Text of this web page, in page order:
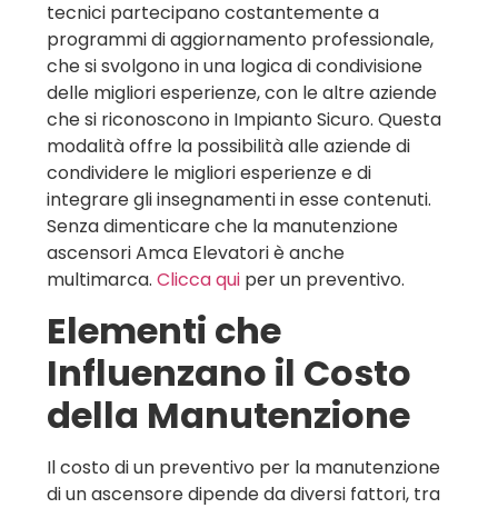
tecnici partecipano costantemente a
programmi di aggiornamento professionale,
che si svolgono in una logica di condivisione
delle migliori esperienze, con le altre aziende
che si riconoscono in Impianto Sicuro. Questa
modalità offre la possibilità alle aziende di
condividere le migliori esperienze e di
integrare gli insegnamenti in esse contenuti.
Senza dimenticare che la manutenzione
ascensori Amca Elevatori è anche
multimarca. Clicca qui per un preventivo.
Elementi che
Influenzano il Costo
della Manutenzione
Il costo di un preventivo per la manutenzione
di un ascensore dipende da diversi fattori, tra